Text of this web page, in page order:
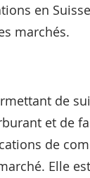
en
marchés.
de
et de
de
Elle